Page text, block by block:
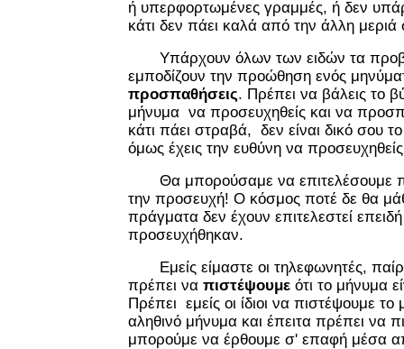
ή υπερφορτωμένες γραμμές, ή δεν
κάτι δεν πάει καλά από την άλλη
Υπάρχουν όλων των ειδών τα
εμποδίζουν την προώθηση ενός
προσπαθήσεις. Πρέπει να βάλεις το
μήνυμα να προσευχηθείς και να
κάτι πάει στραβά, δεν είναι δικό σου
όμως έχεις την ευθύνη να
Θα μπορούσαμε να επιτελέσουμε
την προσευχή! Ο κόσμος ποτέ δε θα
πράγματα δεν έχουν επιτελεστεί
προσευχήθηκαν.
Εμείς είμαστε οι τηλεφωνητές,
πρέπει να πιστέψουμε ότι το μήνυμα
Πρέπει εμείς οι ίδιοι να πιστέψουμε το
αληθινό μήνυμα και έπειτα πρέπει να
μπορούμε να έρθουμε σ' επαφή μέσα